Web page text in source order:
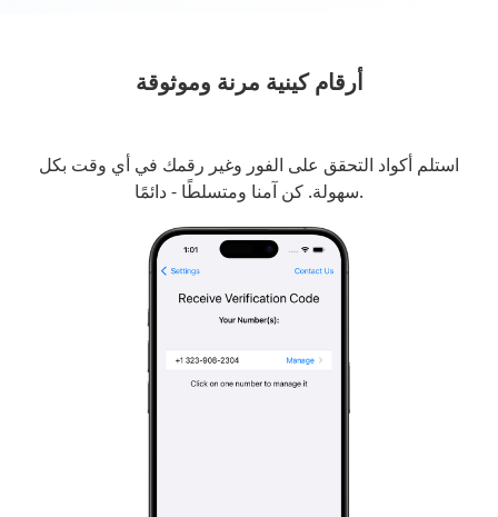
أرقام كينية مرنة وموثوقة
استلم أكواد التحقق على الفور وغير رقمك في أي وقت بكل
سهولة. كن آمنا ومتسلطًا - دائمًا.